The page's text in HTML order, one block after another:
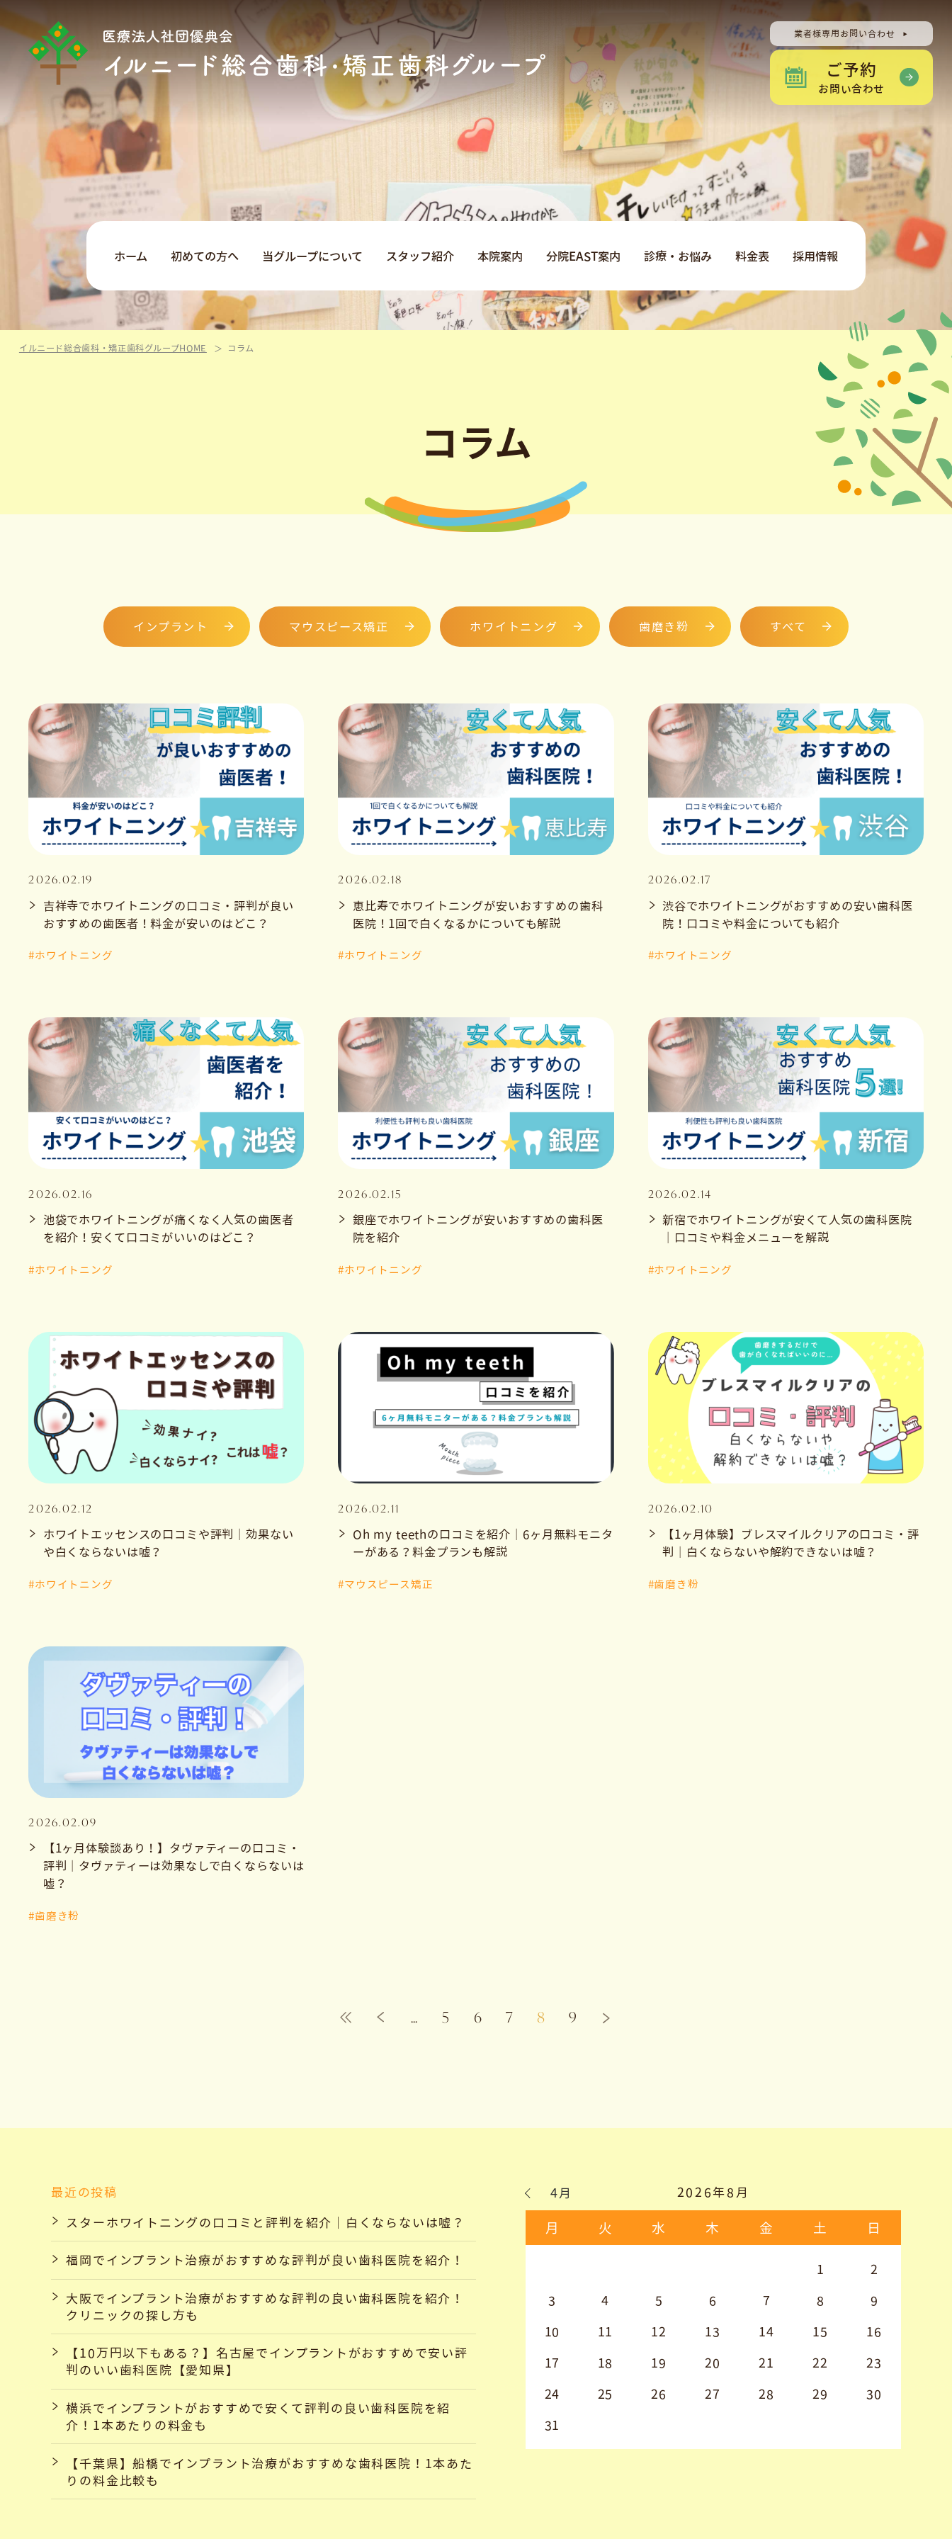
業者様専用お問い合わせ
ご予約
お問い合わせ
ホーム 初めての方へ 当グループについて スタッフ紹介 本院案内 分院EAST案内 診療・お悩み 料金表 採用情報
イルニード総合歯科・矯正歯科グループHOME コラム
コラム
インプラント マウスピース矯正 ホワイトニング 歯磨き粉 すべて
2026.02.19
吉祥寺でホワイトニングの口コミ・評判が良い
おすすめの歯医者！料金が安いのはどこ？
#ホワイトニング
2026.02.18
恵比寿でホワイトニングが安いおすすめの歯科
医院！1回で白くなるかについても解説
#ホワイトニング
2026.02.17
渋谷でホワイトニングがおすすめの安い歯科医
院！口コミや料金についても紹介
#ホワイトニング
2026.02.16
池袋でホワイトニングが痛くなく人気の歯医者
を紹介！安くて口コミがいいのはどこ？
#ホワイトニング
2026.02.15
銀座でホワイトニングが安いおすすめの歯科医
院を紹介
#ホワイトニング
2026.02.14
新宿でホワイトニングが安くて人気の歯科医院
｜口コミや料金メニューを解説
#ホワイトニング
2026.02.12
ホワイトエッセンスの口コミや評判｜効果ない
や白くならないは嘘？
#ホワイトニング
2026.02.11
Oh my teethの口コミを紹介｜6ヶ月無料モニタ
ーがある？料金プランも解説
#マウスピース矯正
2026.02.10
【1ヶ月体験】ブレスマイルクリアの口コミ・評
判｜白くならないや解約できないは嘘？
#歯磨き粉
2026.02.09
【1ヶ月体験談あり！】タヴァティーの口コミ・
評判｜タヴァティーは効果なしで白くならないは
嘘？
#歯磨き粉
... 5 6 7 8 9
最近の投稿
スターホワイトニングの口コミと評判を紹介｜白くならないは嘘？
福岡でインプラント治療がおすすめな評判が良い歯科医院を紹介！
大阪でインプラント治療がおすすめな評判の良い歯科医院を紹介！
クリニックの探し方も
【10万円以下もある？】名古屋でインプラントがおすすめで安い評
判のいい歯科医院【愛知県】
横浜でインプラントがおすすめで安くて評判の良い歯科医院を紹
介！1本あたりの料金も
【千葉県】船橋でインプラント治療がおすすめな歯科医院！1本あた
りの料金比較も
2026年8月
月 火 水 木 金 土 日
4月
1 2
3 4 5 6 7 8 9
10 11 12 13 14 15 16
17 18 19 20 21 22 23
24 25 26 27 28 29 30
31